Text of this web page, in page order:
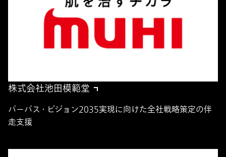
株式会社池田模範堂
パーパス・ビジョン2035実現に向けた全社戦略策定の伴
走支援